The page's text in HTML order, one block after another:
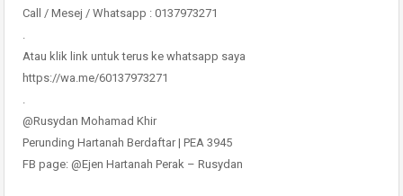
Call / Mesej / Whatsapp : 0137973271
.
Atau klik link untuk terus ke whatsapp saya
https://wa.me/60137973271
.
@Rusydan Mohamad Khir
Perunding Hartanah Berdaftar | PEA 3945
FB page: @Ejen Hartanah Perak – Rusydan